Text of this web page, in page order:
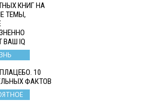
КНИГ НА
ТЕМЫ,
ВАШ IQ
10
ФАКТОВ